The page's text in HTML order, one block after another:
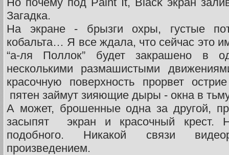
Загадка.
На экране - брызги охры, густые
кобальта… Я все ждала, что сейчас это
“а-ля Поллок” будет закрашено в
несколькими размашистыми
красочную поверхность прорвет
пятен займут зияющие дыры - окна в
А может, брошенные одна за другой,
засыпят экран и красочный крест.
подобного. Никакой связи
произведением.